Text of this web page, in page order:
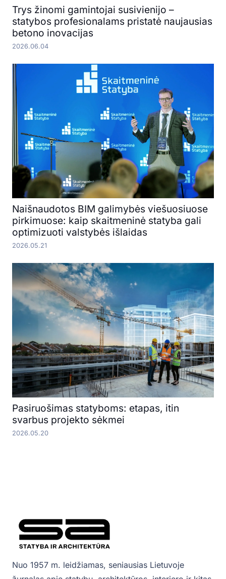
Trys žinomi gamintojai susivienijo –
statybos profesionalams pristatė naujausias
betono inovacijas
2026.06.04
Naišnaudotos BIM galimybės viešuosiuose
pirkimuose: kaip skaitmeninė statyba gali
optimizuoti valstybės išlaidas
2026.05.21
Pasiruošimas statyboms: etapas, itin
svarbus projekto sėkmei
2026.05.20
Nuo 1957 m. leidžiamas, seniausias Lietuvoje